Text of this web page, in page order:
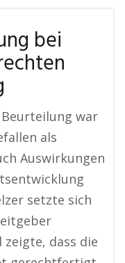
bei
war
als
Auswirkungen
setzte sich
zeigte, dass die